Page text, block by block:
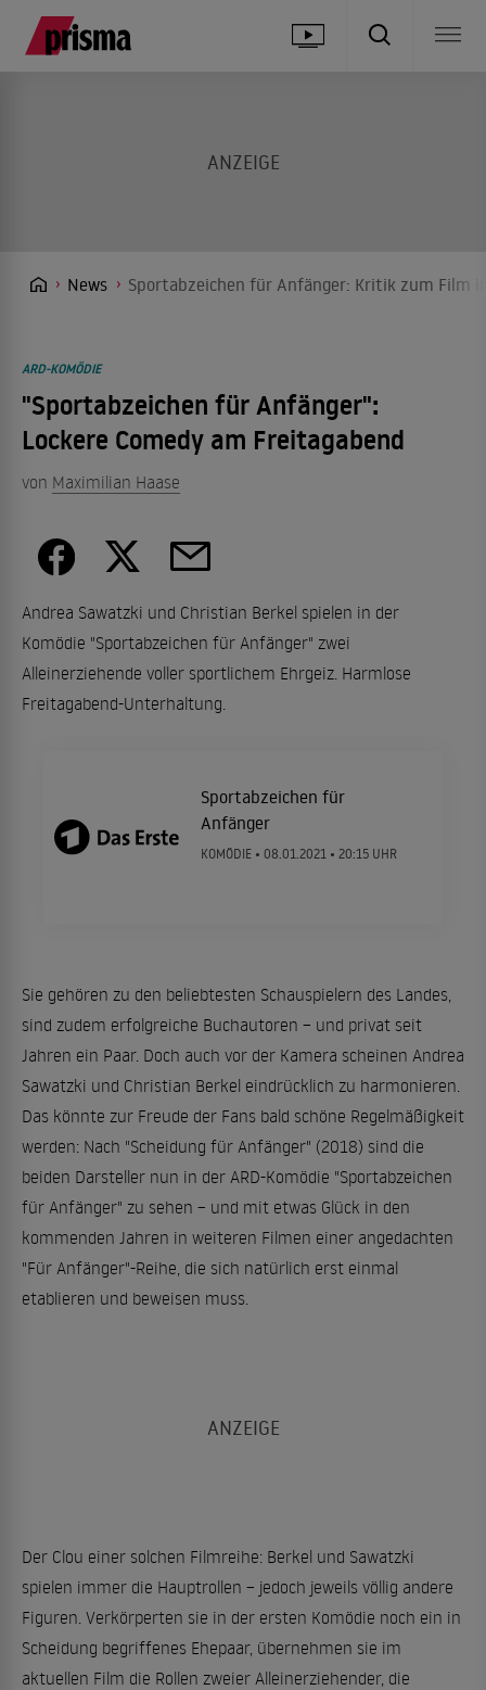
News Sportabzeichen für Anfänger: Kritik zum Film
ARD-KOMÖDIE
"Sportabzeichen für Anfänger":
Lockere Comedy am Freitagabend
von Maximilian Haase
Andrea Sawatzki und Christian Berkel spielen in der
Komödie "Sportabzeichen für Anfänger" zwei
Alleinerziehende voller sportlichem Ehrgeiz. Harmlose
Freitagabend-Unterhaltung.
Sportabzeichen für
Anfänger
KOMÖDIE •08.01.2021 • 20:15 UHR
Sie gehören zu den beliebtesten Schauspielern des Landes,
sind zudem erfolgreiche Buchautoren – und privat seit
Jahren ein Paar. Doch auch vor der Kamera scheinen Andrea
Sawatzki und Christian Berkel eindrücklich zu harmonieren.
Das könnte zur Freude der Fans bald schöne Regelmäßigkeit
werden: Nach "Scheidung für Anfänger" (2018) sind die
beiden Darsteller nun in der ARD-Komödie "Sportabzeichen
für Anfänger" zu sehen – und mit etwas Glück in den
kommenden Jahren in weiteren Filmen einer angedachten
"Für Anfänger"-Reihe, die sich natürlich erst einmal
etablieren und beweisen muss.
Der Clou einer solchen Filmreihe: Berkel und Sawatzki
spielen immer die Hauptrollen – jedoch jeweils völlig andere
Figuren. Verkörperten sie in der ersten Komödie noch ein in
Scheidung begriffenes Ehepaar, übernehmen sie im
aktuellen Film die Rollen zweier Alleinerziehender, die